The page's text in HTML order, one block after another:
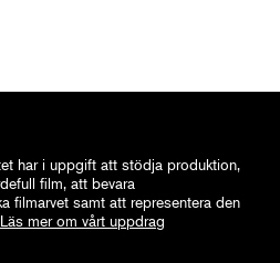
har i uppgift att stödja produktion,
film, att bevara
filmarvet samt att representera den
Läs mer om vårt uppdrag